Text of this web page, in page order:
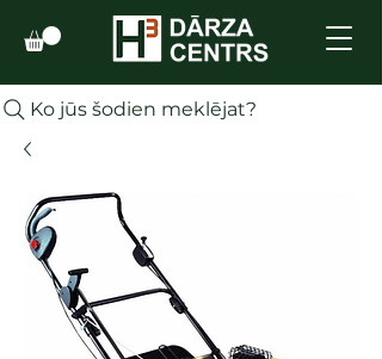
Ko jūs šodien meklējat?